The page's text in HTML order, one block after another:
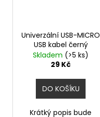
Univerzální USB-MICRO
USB kabel černý
Skladem (>5 ks)
29 Kč
DO KOŠÍKU
Krátký popis bude